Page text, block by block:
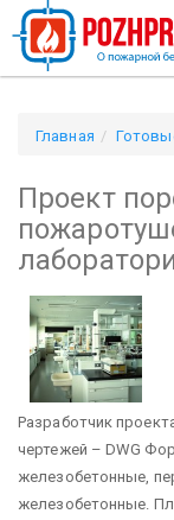
Главная
Проект
Разработчик
чертежей – DWG
железобетонные,
железобетонные.